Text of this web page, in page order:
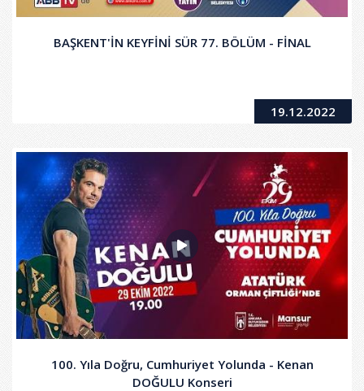
BAŞKENT'İN KEYFİNİ SÜR 77. BÖLÜM - FİNAL
19.12.2022
100. Yıla Doğru, Cumhuriyet Yolunda - Kenan
DOĞULU Konseri